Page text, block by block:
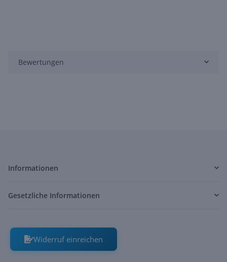
Bewertungen
Informationen
Gesetzliche Informationen
Widerruf einreichen